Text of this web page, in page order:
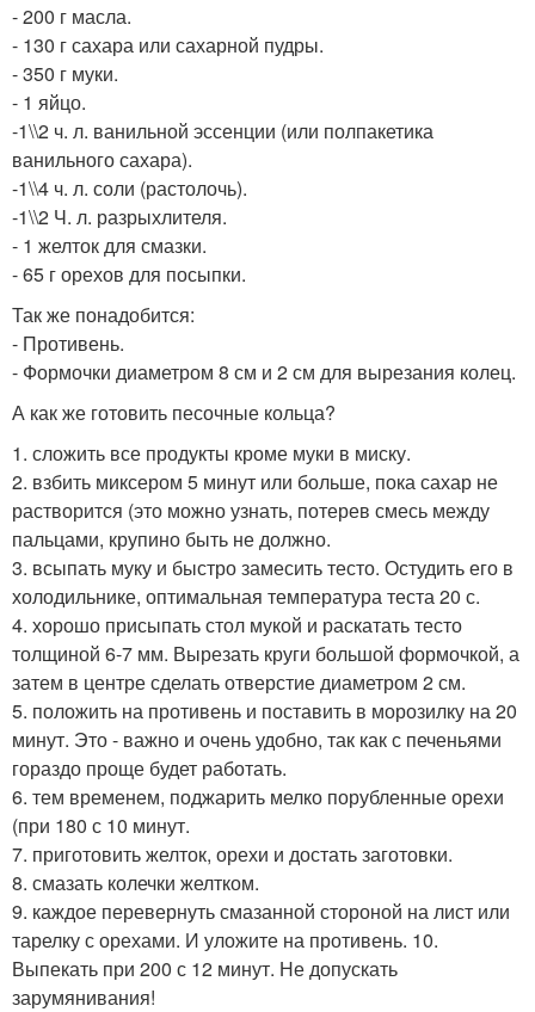
- 200 г масла.
- 130 г сахара или сахарной пудры.
- 350 г муки.
- 1 яйцо.
-1\\2 ч. л. ванильной эссенции (или полпакетика
ванильного сахара).
-1\\4 ч. л. соли (растолочь).
-1\\2 Ч. л. разрыхлителя.
- 1 желток для смазки.
- 65 г орехов для посыпки.
Так же понадобится:
- Противень.
- Формочки диаметром 8 см и 2 см для вырезания колец.
А как же готовить песочные кольца?
1. сложить все продукты кроме муки в миску.
2. взбить миксером 5 минут или больше, пока сахар не
растворится (это можно узнать, потерев смесь между
пальцами, крупино быть не должно.
3. всыпать муку и быстро замесить тесто. Остудить его в
холодильнике, оптимальная температура теста 20 с.
4. хорошо присыпать стол мукой и раскатать тесто
толщиной 6-7 мм. Вырезать круги большой формочкой, а
затем в центре сделать отверстие диаметром 2 см.
5. положить на противень и поставить в морозилку на 20
минут. Это - важно и очень удобно, так как с печеньями
гораздо проще будет работать.
6. тем временем, поджарить мелко порубленные орехи
(при 180 с 10 минут.
7. приготовить желток, орехи и достать заготовки.
8. смазать колечки желтком.
9. каждое перевернуть смазанной стороной на лист или
тарелку с орехами. И уложите на противень. 10.
Выпекать при 200 с 12 минут. Не допускать
зарумянивания!